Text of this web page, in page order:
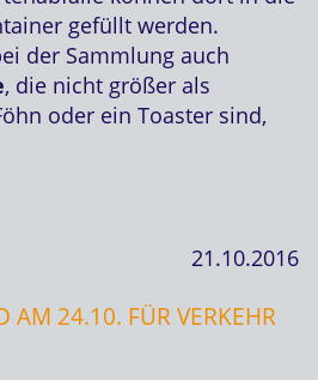
gefüllt werden.
der Sammlung auch
, die nicht größer als
oder ein Toaster sind,
21.10.2016
AM 24.10. FÜR VERKEHR F